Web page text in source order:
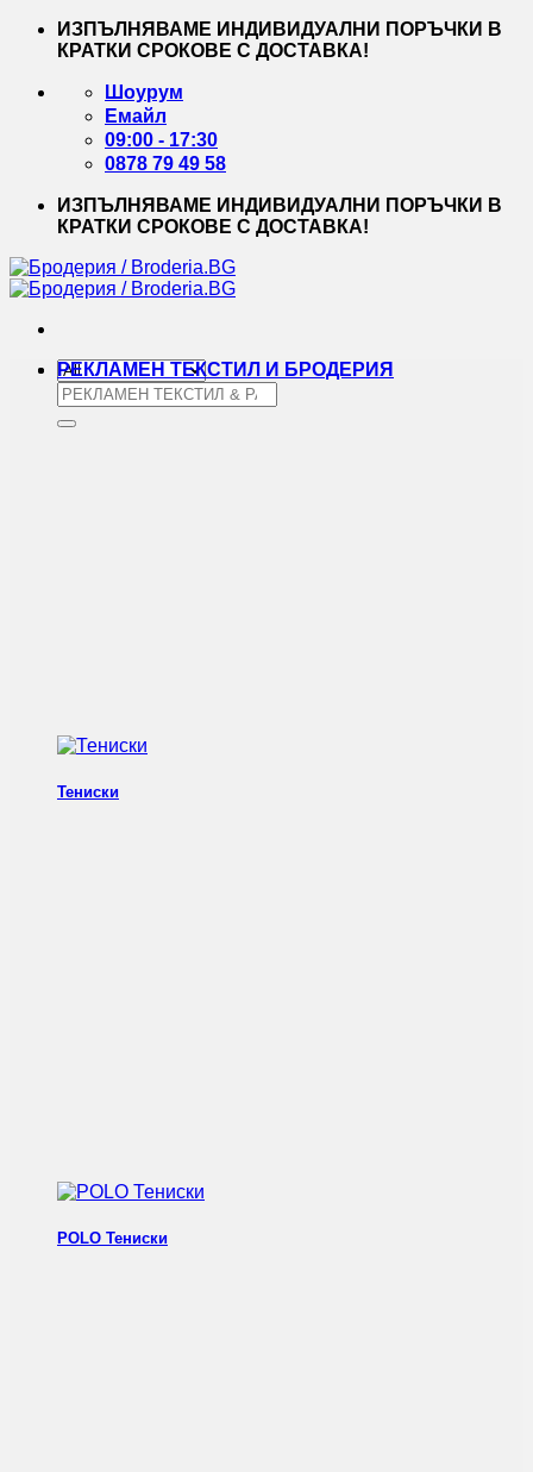
Skip
ИЗПЪЛНЯВАМЕ ИНДИВИДУАЛНИ ПОРЪЧКИ В
КРАТКИ СРОКОВЕ С ДОСТАВКА!
Шоурум
Емайл
09:00 - 17:30
0878 79 49 58
ИЗПЪЛНЯВАМЕ ИНДИВИДУАЛНИ ПОРЪЧКИ В
КРАТКИ СРОКОВЕ С ДОСТАВКА!
Търсене
за:
РЕКЛАМЕН ТЕКСТИЛ И БРОДЕРИЯ
Тениски
POLO Тениски